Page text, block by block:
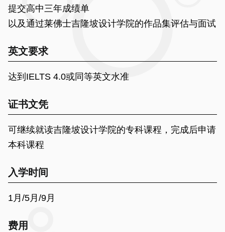
提交高中三年成绩单
以及通过莱佛士吉隆坡设计学院的作品集评估与面试
英文要求
达到IELTS 4.0或同等英文水准
证书文凭
可继续就读吉隆坡设计学院的专科课程，完成后申请
本科课程
入学时间
1月/5月/9月
费用